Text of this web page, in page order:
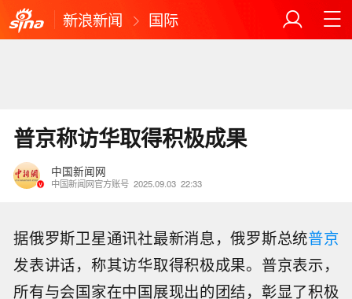
新浪新闻 国际
普京称访华取得积极成果
中国新闻网
中国新闻网官方账号 2025.09.03 22:33
据俄罗斯卫星通讯社最新消息，俄罗斯总统普京
发表讲话，称其访华取得积极成果。普京表示，
所有与会国家在中国展现出的团结，彰显了积极